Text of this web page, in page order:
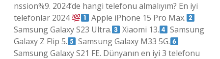
nssion%9. 2024’de hangi telefonu almalıyım? En iyi
telefonlar 2024
Apple iPhone 15 Pro Max.
Samsung Galaxy S23 Ultra.
Xiaomi 13.
Samsung
Galaxy Z Flip 5.
Samsung Galaxy M33 5G.
Samsung Galaxy S21 FE. Dünyanın en iyi 3 telefonu